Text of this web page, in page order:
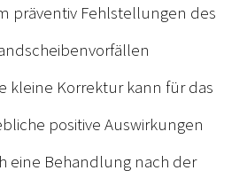
präventiv Fehlstellungen des
kleine Korrektur kann für das
positive Auswirkungen
eine Behandlung nach der